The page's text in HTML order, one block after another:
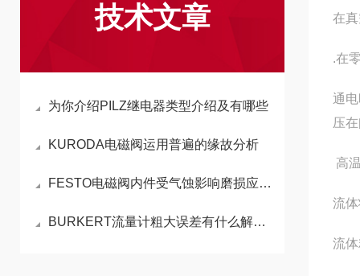
技术文章
为你介绍PILZ继电器类型介绍及有哪些
KURODA电磁阀运用普遍的缘故分析
FESTO电磁阀内件受气蚀影响磨损应如何处理
BURKERT流量计粗大误差有什么解决方法
在
.在
通
压
高
流
流